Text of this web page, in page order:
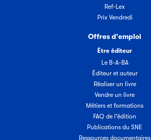
Ref-Lex
Prix Vendredi
Offres d'emploi
Être éditeur
Le B-A-BA
Éditeur et auteur
Réaliser un livre
Vendre un livre
Métiers et formations
FAQ de l'édition
Publications du SNE
Ressources documentaires